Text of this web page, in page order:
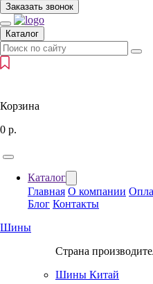
Заказать звонок
Каталог
Корзина
0 р.
Каталог
Главная О компании
Блог Контакты
Шины
Страна
Шины Китай